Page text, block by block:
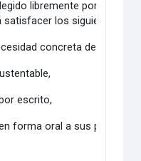
libremente por los
satisfacer los siguientes
concreta del
escrito,
forma oral a sus pares.